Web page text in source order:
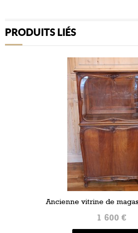
PRODUITS LIÉS
Ancienne vitrine de
1 600 €